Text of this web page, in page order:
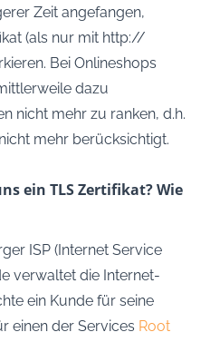
Zeit angefangen,
(als nur mit http://
Bei Onlineshops
dazu
nicht mehr zu ranken, d.h.
mehr berücksichtigt.
ein TLS Zertifikat? Wie
ISP (Internet Service
verwaltet die Internet-
ein Kunde für seine
einen der Services Root